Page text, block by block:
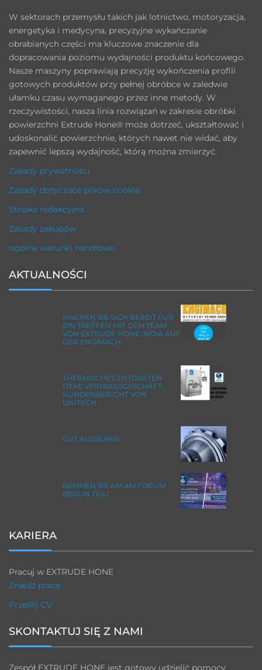
W sektorach przemysłu takich jak lotnictwo, motoryzacja,
energetyka i medycyna, precyzyjne wykańczanie
obrabianych części ma kluczowe znaczenie dla
dopracowania poziomu wydajności produktu końcowego.
Nasze maszyny poprawiają precyzję wykończenia profili
gotowych produktów przy pełnej obróbce w zaledwie
ułamku czasu wymaganego przez inne metody. W
rzeczywistości, nasza linia rozwiązań w zakresie obróbki
powierzchni Extrude Hone® może dotrzeć, ukształtować i
udoskonalić powierzchnie, których nawet nie widać, aby
zapewnić lepszą wydajność, którą można zmierzyć.
Zasady prywatności
Zasady dotyczące plików cookie
Stopka redakcyjna
Zasady zakupów
ogólne warunki handlowe
AKTUALNOŚCI
MACHEN SIE SICH BEREIT FÜR
EIN TREFFEN MIT DEM TEAM
VON EXTRUDE HONE INDIA AUF
DER ENGIMACH.
THERMISCHES ENTGRATEN
(TEM) VERTRAGSGESCHÄFT,
KUNDENBERICHT VON
UNITECH
GUT AUSSEHEN
NEHMEN SIE AM AM FORUM
BERLIN TEIL!
KARIERA
Pracuj w EXTRUDE HONE
Znajdź pracę
Prześlij CV
SKONTAKTUJ SIĘ Z NAMI
Zespół EXTRUDE HONE jest gotowy udzielić pomocy.